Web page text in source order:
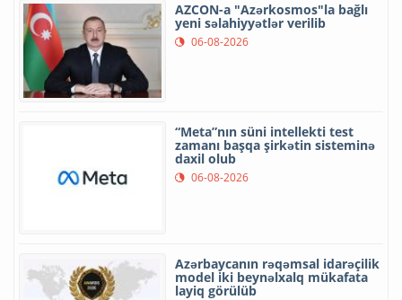
AZCON-a "Azərkosmos"la bağlı
yeni səlahiyyətlər verilib
06-08-2026
“Meta”nın süni intellekti test
zamanı başqa şirkətin sisteminə
daxil olub
06-08-2026
Azərbaycanın rəqəmsal idarəçilik
model iki beynəlxalq mükafata
layiq görülüb